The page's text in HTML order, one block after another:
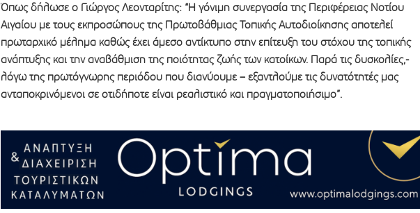
Όπως δήλωσε ο Γιώργος Λεονταρίτης: “Η γόνιμη συνεργασία της Περιφέρειας Νοτίου
Αιγαίου με τους εκπροσώπους της Πρωτοβάθμιας Τοπικής Αυτοδιοίκησης αποτελεί
πρωταρχικό μέλημα καθώς έχει άμεσο αντίκτυπο στην επίτευξη του στόχου της τοπικής
ανάπτυξης και την αναβάθμιση της ποιότητας ζωής των κατοίκων. Παρά τις δυσκολίες,-
λόγω της πρωτόγνωρης περιόδου που διανύουμε – εξαντλούμε τις δυνατότητές μας
ανταποκρινόμενοι σε οτιδήποτε είναι ρεαλιστικό και πραγματοποιήσιμο”.